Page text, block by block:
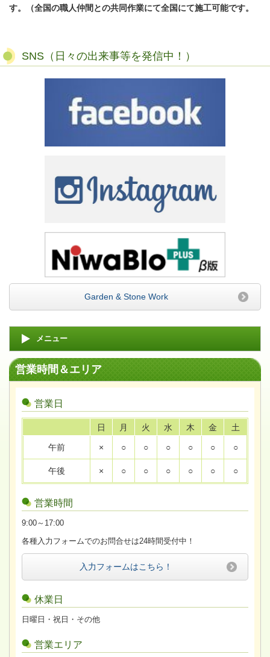
す。（全国の職人仲間との共同作業にて全国にて施工可能です。
SNS（日々の出来事等を発信中！）
Garden & Stone Work
メニュー
営業時間＆エリア
営業日
日 月 火 水 木 金 土
午前 × ○ ○ ○ ○ ○ ○
午後 × ○ ○ ○ ○ ○ ○
営業時間
9:00～17:00
各種入力フォームでのお問合せは24時間受付中！
入力フォームはこちら！
休業日
日曜日・祝日・その他
営業エリア